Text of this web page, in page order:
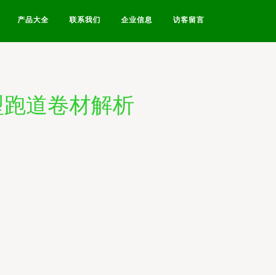
产品大全 联系我们 企业信息 访客留言
道卷材解析